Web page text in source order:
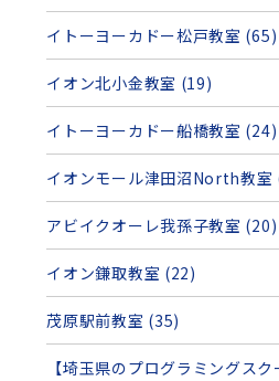
イトーヨーカドー松戸教室 (65)
イオン北小金教室 (19)
イトーヨーカドー船橋教室 (24)
イオンモール津田沼North教室
アビイクオーレ我孫子教室 (20)
イオン鎌取教室 (22)
茂原駅前教室 (35)
【埼玉県のプログラミングス